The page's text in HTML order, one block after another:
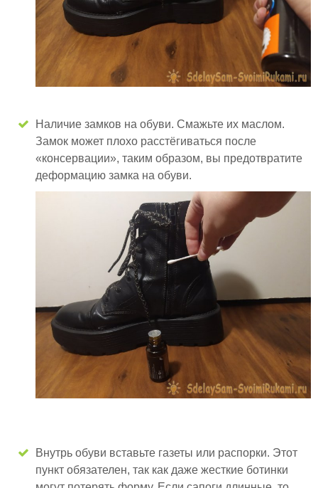
Наличие замков на обуви. Смажьте их маслом.
Замок может плохо расстёгиваться после
«консервации», таким образом, вы предотвратите
деформацию замка на обуви.
Внутрь обуви вставьте газеты или распорки. Этот
пункт обязателен, так как даже жесткие ботинки